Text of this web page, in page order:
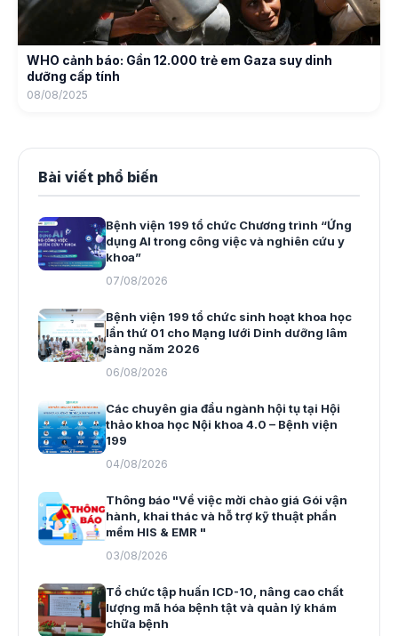
WHO cảnh báo: Gần 12.000 trẻ em Gaza suy dinh
dưỡng cấp tính
08/08/2025
Bài viết phổ biến
Bệnh viện 199 tổ chức Chương trình “Ứng
dụng AI trong công việc và nghiên cứu y
khoa”
07/08/2026
Bệnh viện 199 tổ chức sinh hoạt khoa học
lần thứ 01 cho Mạng lưới Dinh dưỡng lâm
sàng năm 2026
06/08/2026
Các chuyên gia đầu ngành hội tụ tại Hội
thảo khoa học Nội khoa 4.0 – Bệnh viện
199
04/08/2026
Thông báo "Về việc mời chào giá Gói vận
hành, khai thác và hỗ trợ kỹ thuật phần
mềm HIS & EMR "
03/08/2026
Tổ chức tập huấn ICD-10, nâng cao chất
lượng mã hóa bệnh tật và quản lý khám
chữa bệnh